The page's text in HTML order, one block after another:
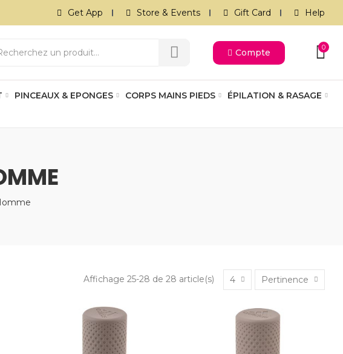
Get App Store & Events Gift Card Help
Compte
0
PINCEAUX & EPONGES CORPS MAINS PIEDS ÉPILATION & RASAGE
Affichage 25-28 de 28 article(s) 4 Pertinence